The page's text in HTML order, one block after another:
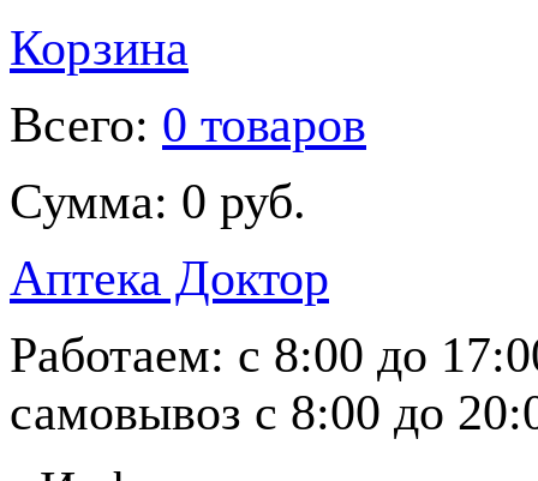
Корзина
Всего: 0 товаров
Сумма: 0 руб.
Аптека Доктор
Работаем: с 8:00 до
самовывоз с 8:00 до